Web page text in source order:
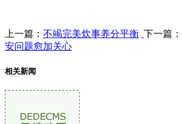
上一篇： 不竭完美炊事养分平衡 下一篇：
安问题愈加关心
相关新闻